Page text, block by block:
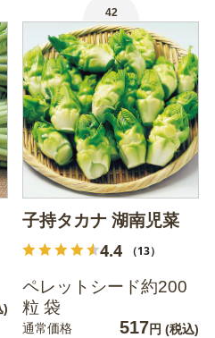
)
42
子持タカナ 湖南児菜
4.4 （13）
ペレットシード約200
粒 袋
通常価格 517円 (税込)